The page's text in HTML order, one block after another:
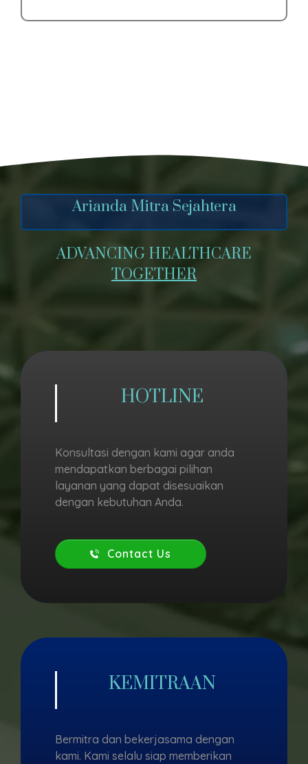
Arianda Mitra Sejahtera
ADVANCING HEALTHCARE
TOGETHER
HOTLINE
Konsultasi dengan kami agar anda
mendapatkan berbagai pilihan
layanan yang dapat disesuaikan
dengan kebutuhan Anda.
Contact Us
KEMITRAAN
Bermitra dan bekerjasama dengan
kami. Kami selalu siap memberikan